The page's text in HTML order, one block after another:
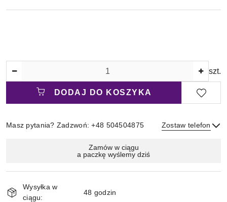
szt.
DODAJ DO KOSZYKA
Masz pytania? Zadzwoń: +48 504504875 Zostaw telefon
Wyślij
dostawa
Zamów w ciągu
a paczkę wyślemy dziś
Wysyłka w
ciągu:
48 godzin